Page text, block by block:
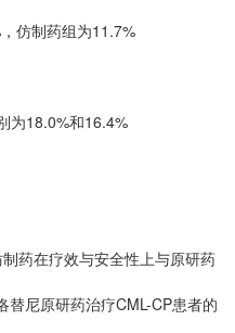
仿制药组为11.7%
18.0%和16.4%
药在疗效与安全性上与原研药
尼原研药治疗CML-CP患者的